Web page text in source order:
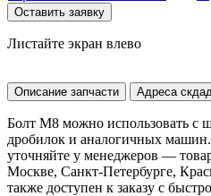
Оставить заявку
Листайте экран влево
Описание запчасти Адреса
Болт M8 можно использовать с
дробилок и аналогичных
уточняйте у менеджеров —
Москве, Санкт-Петербурге,
также доступен к заказу с